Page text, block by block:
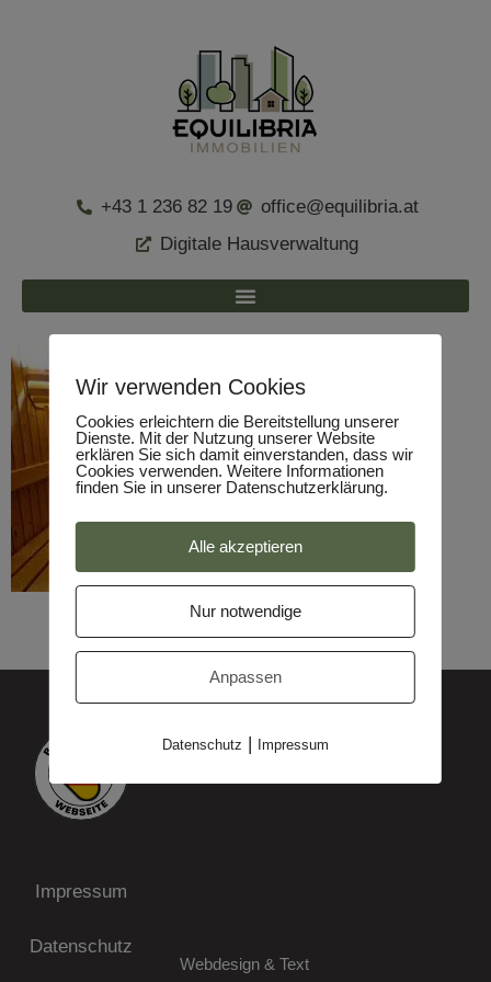
+43 1 236 82 19
office@equilibria.at
Digitale Hausverwaltung
Impressum
Datenschutz
Webdesign & Text
Wir verwenden Cookies
Cookies erleichtern die Bereitstellung unserer
Dienste. Mit der Nutzung unserer Website
erklären Sie sich damit einverstanden, dass wir
Cookies verwenden. Weitere Informationen
finden Sie in unserer Datenschutzerklärung.
Alle akzeptieren
Nur notwendige
Anpassen
Datenschutz | Impressum